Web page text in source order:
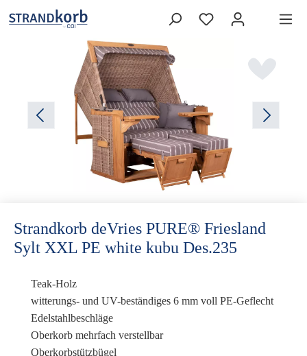
Strandkorb deVries PURE® Friesland
Sylt XXL PE white kubu Des.235
Teak-Holz
witterungs- und UV-beständiges 6 mm voll PE-Geflecht
Edelstahlbeschläge
Oberkorb mehrfach verstellbar
Oberkorbstützbügel